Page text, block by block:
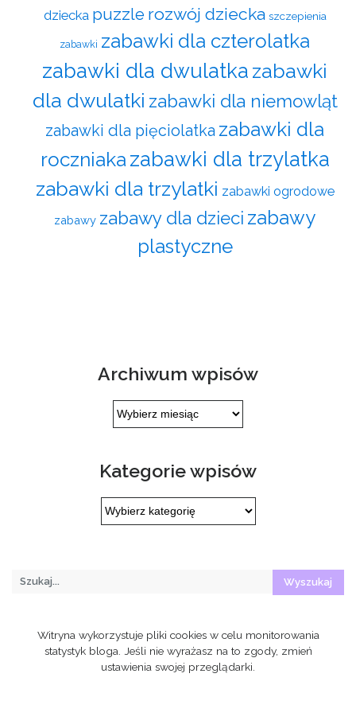
dziecka puzzle rozwój dziecka szczepienia
zabawki zabawki dla czterolatka
zabawki dla dwulatka zabawki
dla dwulatki zabawki dla niemowląt
zabawki dla pięciolatka zabawki dla
roczniaka zabawki dla trzylatka
zabawki dla trzylatki zabawki ogrodowe
zabawy zabawy dla dzieci zabawy
plastyczne
Archiwum wpisów
Kategorie wpisów
Witryna wykorzystuje pliki cookies w celu monitorowania
statystyk bloga. Jeśli nie wyrażasz na to zgody, zmień
ustawienia swojej przeglądarki.